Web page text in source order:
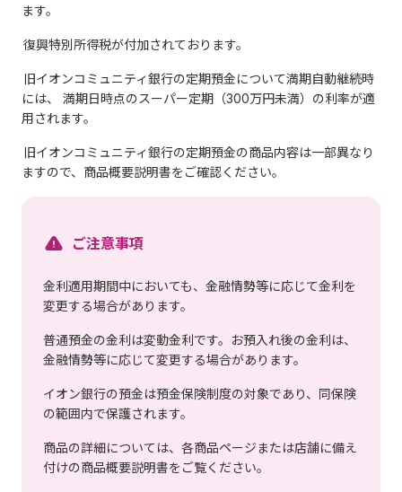
ます。
復興特別所得税が付加されております。
旧イオンコミュニティ銀行の定期預金について満期自動継続時
には、 満期日時点のスーパー定期（300万円未満）の利率が適
用されます。
旧イオンコミュニティ銀行の定期預金の商品内容は一部異なり
ますので、商品概要説明書をご確認ください。
ご注意事項
金利適用期間中においても、金融情勢等に応じて金利を
変更する場合があります。
普通預金の金利は変動金利です。お預入れ後の金利は、
金融情勢等に応じて変更する場合があります。
イオン銀行の預金は預金保険制度の対象であり、同保険
の範囲内で保護されます。
商品の詳細については、各商品ページまたは店舗に備え
付けの商品概要説明書をご覧ください。